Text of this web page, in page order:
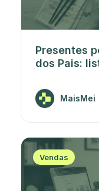
Presentes
dos Pais:
MaisMei
Vendas